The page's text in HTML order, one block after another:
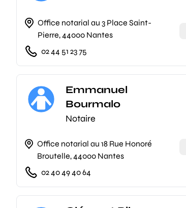
Office notarial au 3 Place Saint-
Pierre, 44000 Nantes
02 44 51 23 75
Emmanuel
Bourmalo
Notaire
Office notarial au 18 Rue Honoré
Broutelle, 44000 Nantes
02 40 49 40 64